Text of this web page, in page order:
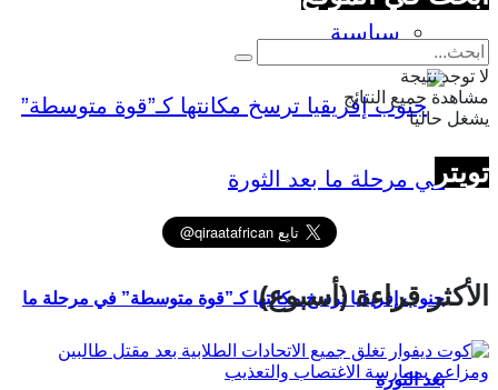
سياسية
جنوب إفريقيا ترسخ مكانتها كـ”قوة متوسطة” في مرحلة ما
بعد الثورة
لا توجد نتيجة
مشاهدة جميع النتائج
يشغل حاليا
تويتر
الأكثر قراءة (أسبوع)